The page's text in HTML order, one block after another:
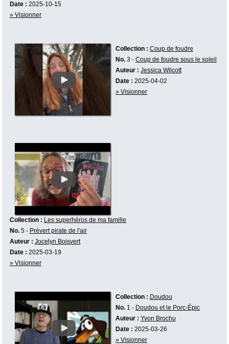
Date : 2025-10-15
» Visionner
Collection : Coup de foudre
No.3 - Coup de foudre sous le soleil
Auteur : Jessica Wilcott
Date : 2025-04-02
» Visionner
Collection : Les superhéros de ma famille
No.5 - Prévert pirate de l'air
Auteur : Jocelyn Boisvert
Date : 2025-03-19
» Visionner
Collection : Doudou
No.1 - Doudou et le Porc-Épic
Auteur : Yvon Brochu
Date : 2025-03-26
» Visionner